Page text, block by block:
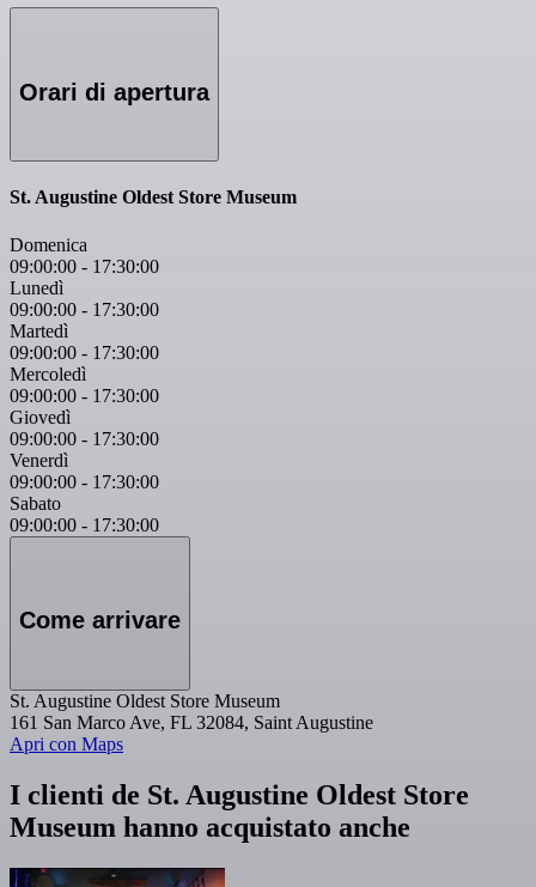
Orari di apertura
St. Augustine Oldest Store Museum
Domenica
09:00:00 - 17:30:00
Lunedì
09:00:00 - 17:30:00
Martedì
09:00:00 - 17:30:00
Mercoledì
09:00:00 - 17:30:00
Giovedì
09:00:00 - 17:30:00
Venerdì
09:00:00 - 17:30:00
Sabato
09:00:00 - 17:30:00
Come arrivare
St. Augustine Oldest Store Museum
161 San Marco Ave, FL 32084, Saint Augustine
Apri con Maps
I clienti de St. Augustine Oldest Store
Museum hanno acquistato anche